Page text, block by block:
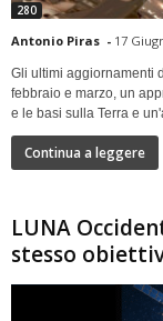
280
Antonio Piras - 17
Gli ultimi aggiornamenti
febbraio e marzo, un
e le basi sulla Terra e
Continua a leggere
LUNA
stesso